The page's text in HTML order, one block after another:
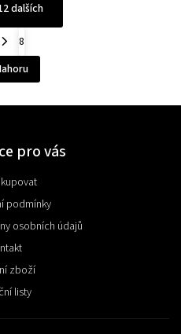
dalších
8
pro vás
podmínky
osobních údajů
zboží
listy